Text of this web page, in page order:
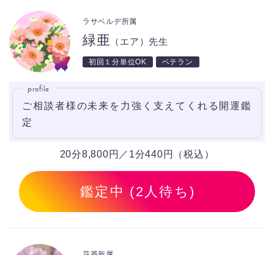
緑亜 （エア）先生
ラサベルデ所属
初回１分単位OK ベテラン
profile
ご相談者様の未来を力強く支えてくれる開運鑑
定
20分8,800円／1分440円（税込）
鑑定中 (2人待ち)